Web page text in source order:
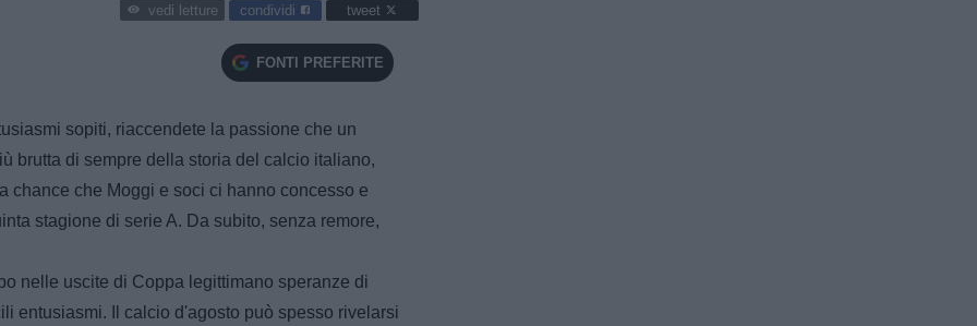
vedi letture condividi tweet
FONTI PREFERITE
sopiti, riaccendete la passione che un
brutta di sempre della storia del calcio italiano,
chance che Moggi e soci ci hanno concesso e
stagione di serie A. Da subito, senza remore,
nelle uscite di Coppa legittimano speranze di
entusiasmi. Il calcio d'agosto può spesso rivelarsi